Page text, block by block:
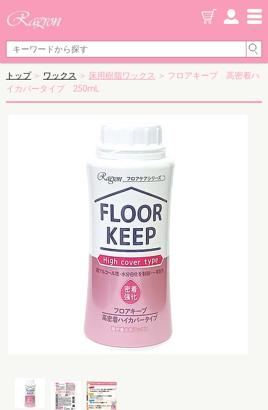
トップ＞ ワックス ＞ 床用樹脂ワックス ＞ フロアキープ 高密着ハ
イカバータイプ 250mL